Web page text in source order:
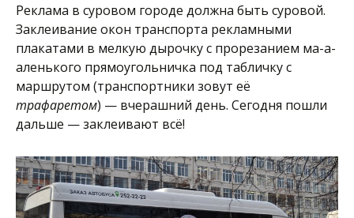
Реклама в суровом городе должна быть суровой.
Заклеивание окон транспорта рекламными
плакатами в мелкую дырочку с прорезанием ма-а-
аленького прямоугольничка под табличку с
маршрутом (транспортники зовут её
трафаретом) — вчерашний день. Сегодня пошли
дальше — заклеивают всё!